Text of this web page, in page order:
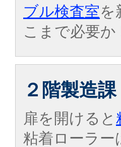
ブル検査室を
こまで必要か
２階製造課
扉を開けると
粘着ローラー